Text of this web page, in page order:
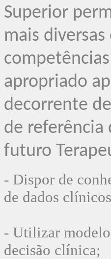
Superior
mais
apropriado
decorrente
de referência
futuro
- Dispor de
de dados
- Utilizar
decisão clínica;